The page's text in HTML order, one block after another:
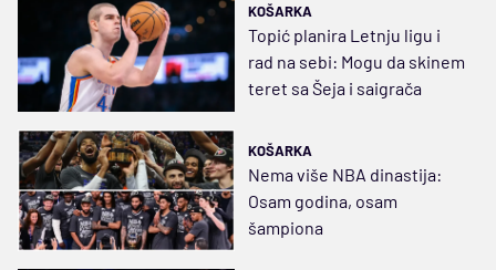
KOŠARKA
Topić planira Letnju ligu i
rad na sebi: Mogu da skinem
teret sa Šeja i saigrača
KOŠARKA
Nema više NBA dinastija:
Osam godina, osam
šampiona